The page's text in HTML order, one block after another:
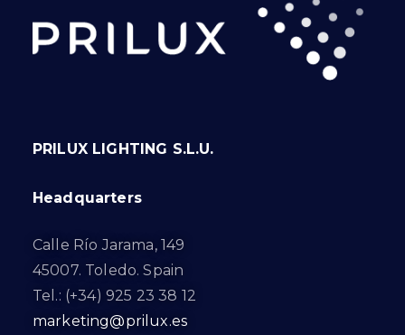
PRILUX LIGHTING S.L.U.
Headquarters
Calle Río Jarama, 149
45007. Toledo. Spain
Tel.: (+34) 925 23 38 12
marketing@prilux.es